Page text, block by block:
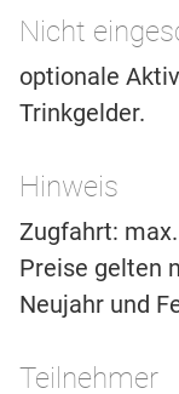
Nicht
optionale
Trinkgelder.
Hinweis
Zugfahrt:
Preise gelten
Neujahr und
Teilnehmer